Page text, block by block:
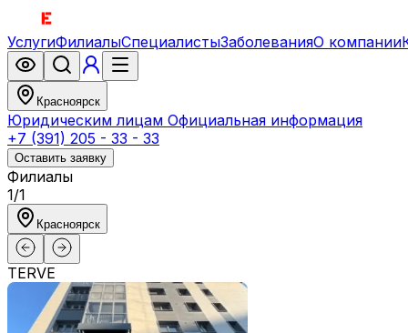
УслугиФилиалыСпециалистыЗаболеванияО компании
Красноярск
Юридическим лицам Официальная информация
+7 (391) 205 - 33 - 33
Оставить заявку
Филиалы
1/1
Красноярск
TERVE